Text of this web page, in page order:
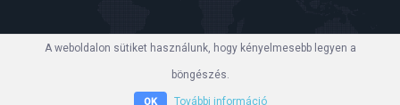
A weboldalon sütiket használunk, hogy kényelmesebb legyen a
böngészés.
OK További információ